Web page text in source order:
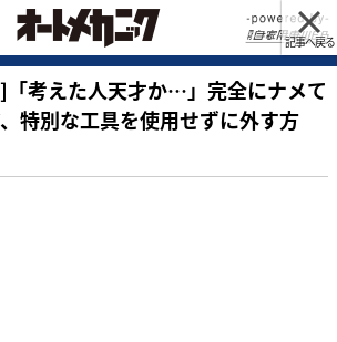
記事へ戻る
考えた人天才か…」完全にナメて
特別な工具を使用せずに外す方